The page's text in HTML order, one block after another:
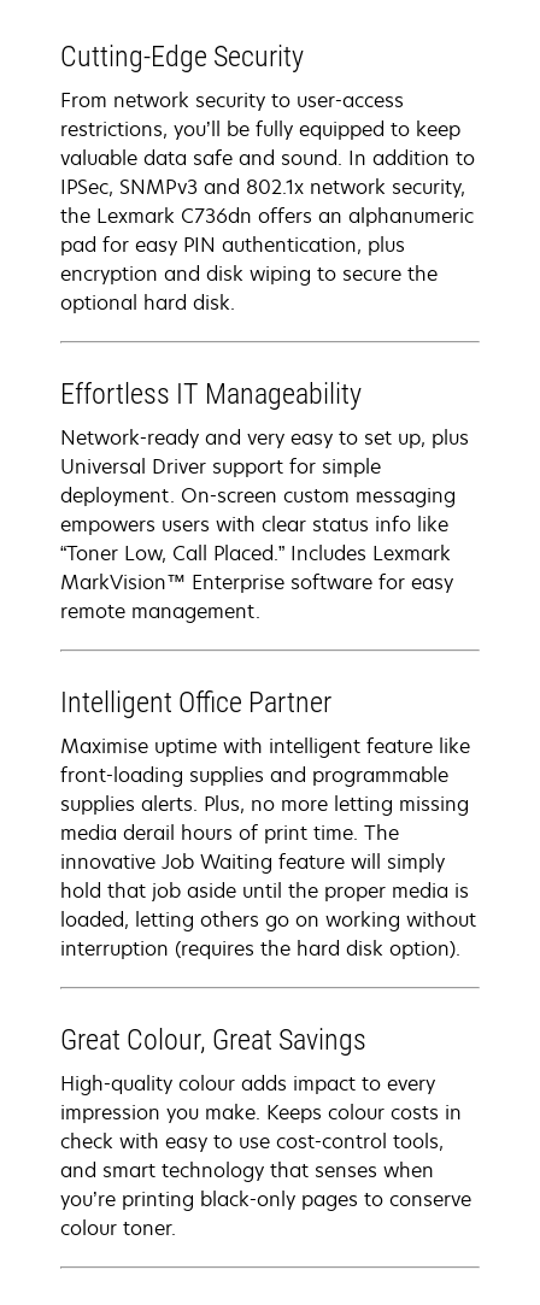
Cutting-Edge Security
From network security to user-access
restrictions, you’ll be fully equipped to keep
valuable data safe and sound. In addition to
IPSec, SNMPv3 and 802.1x network security,
the Lexmark C736dn offers an alphanumeric
pad for easy PIN authentication, plus
encryption and disk wiping to secure the
optional hard disk.
Effortless IT Manageability
Network-ready and very easy to set up, plus
Universal Driver support for simple
deployment. On-screen custom messaging
empowers users with clear status info like
“Toner Low, Call Placed.” Includes Lexmark
MarkVision™ Enterprise software for easy
remote management.
Intelligent Office Partner
Maximise uptime with intelligent feature like
front-loading supplies and programmable
supplies alerts. Plus, no more letting missing
media derail hours of print time. The
innovative Job Waiting feature will simply
hold that job aside until the proper media is
loaded, letting others go on working without
interruption (requires the hard disk option).
Great Colour, Great Savings
High-quality colour adds impact to every
impression you make. Keeps colour costs in
check with easy to use cost-control tools,
and smart technology that senses when
you’re printing black-only pages to conserve
colour toner.